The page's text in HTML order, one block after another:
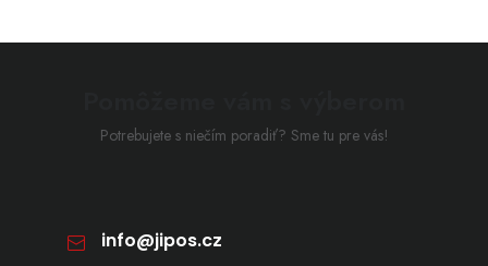
Potrebujete s niečím poradiť? Sme tu pre vás!
info@jipos.cz